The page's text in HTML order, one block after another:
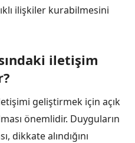
ilişkiler kurabilmesini
iletişim
geliştirmek için açık
önemlidir. Duyguların
dikkate alındığını